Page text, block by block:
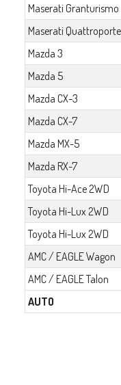
Maserati Granturismo
Maserati Quattroporte
Mazda 3
Mazda 5
Mazda CX-3
Mazda CX-7
Mazda MX-5
Mazda RX-7
Toyota Hi-Ace 2WD
Toyota Hi-Lux 2WD
Toyota Hi-Lux 2WD
AMC / EAGLE Wagon
AMC / EAGLE Talon
AUTO